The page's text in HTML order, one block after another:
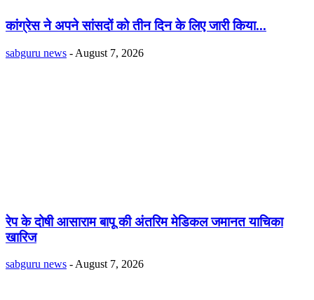
कांग्रेस ने अपने सांसदों को तीन दिन के लिए जारी किया...
sabguru news - August 7, 2026
रेप के दोषी आसाराम बापू की अंतरिम मेडिकल जमानत याचिका
खारिज
sabguru news - August 7, 2026